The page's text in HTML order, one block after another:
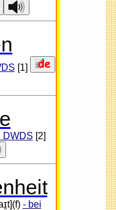
[1]
DWDS [2]
- bei